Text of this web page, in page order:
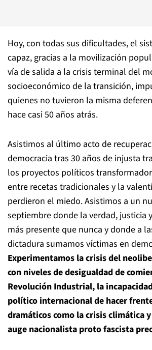
Hoy, con todas sus dificultades, el
capaz, gracias a la movilización
vía de salida a la crisis terminal del
socioeconómico de la transición,
quienes no tuvieron la misma
hace casi 50 años atrás.
Asistimos al último acto de
democracia tras 30 años de injusta
los proyectos políticos
entre recetas tradicionales y la
perdieron el miedo. Asistimos a un
septiembre donde la verdad, justicia
más presente que nunca y donde a
dictadura sumamos víctimas en
Experimentamos la crisis del
con niveles de desigualdad de
Revolución Industrial, la
político internacional de hacer
dramáticos como la crisis climática
auge nacionalista proto fascista